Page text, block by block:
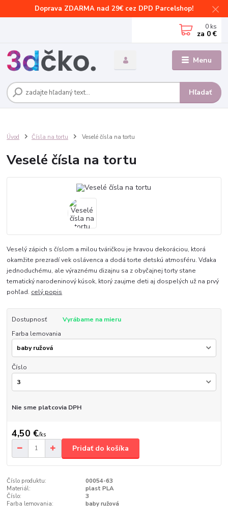
Doprava ZDARMA nad 29€ cez DPD Parcelshop!
Menu
Hľadať
0 ks
za 0 €
Úvod Čísla na tortu Veselé čísla na tortu
Veselé čísla na tortu
Veselý zápich s číslom a milou tváričkou je hravou dekoráciou, ktorá
okamžite prezradí vek oslávenca a dodá torte detskú atmosféru. Vďaka
jednoduchému, ale výraznému dizajnu sa z obyčajnej torty stane
tematický narodeninový kúsok, ktorý zaujme deti aj dospelých už na prvý
pohľad. celý popis
Dostupnosť
Vyrábame na mieru
Farba lemovania
Číslo
Nie sme platcovia DPH
4,50 €/ks
Pridať do košíka
Číslo produktu:
00054-63
Materiál:
plast PLA
Číslo:
3
Farba lemovania:
baby ružová